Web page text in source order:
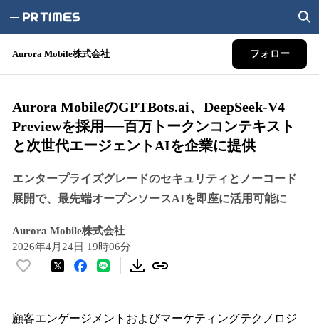
Aurora Mobile株式会社 フォロー
Aurora MobileのGPTBots.ai、DeepSeek-V4
Previewを採用──百万トークンコンテキスト
と次世代エージェントAIを企業に提供
エンタープライズグレードのセキュリティとノーコード
展開で、最先端オープンソースAIを即座に活用可能に
Aurora Mobile株式会社
2026年4月24日 19時06分
い
！
顧客エンゲージメントおよびマーケティングテクノロジ